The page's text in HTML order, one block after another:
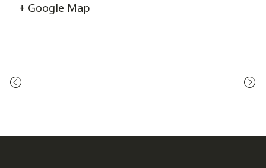
+ Google Map
Event